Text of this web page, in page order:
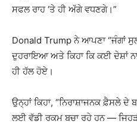
ਸਫਲ ਰਾਹ ‘ਤੇ ਹੀ ਅੱਗੇ ਵਧਣਗੇ।”
Donald Trump ਨੇ ਆਪਣਾ “ਜੰਗਾਂ
ਦੁਹਰਾਇਆ ਅਤੇ ਕਿਹਾ ਕਿ ਕਈ ਦੇਸ਼ਾਂ
ਹੀ ਹੱਲ ਹੋਏ।
ਉਨ੍ਹਾਂ ਕਿਹਾ, “ਨਿਰਾਸ਼ਾਜਨਕ ਫ਼ੈਸਲੇ
ਲਈ ਵੱਡੀ ਰਕਮ ਬਚਾ ਰਹੇ ਹਨ —